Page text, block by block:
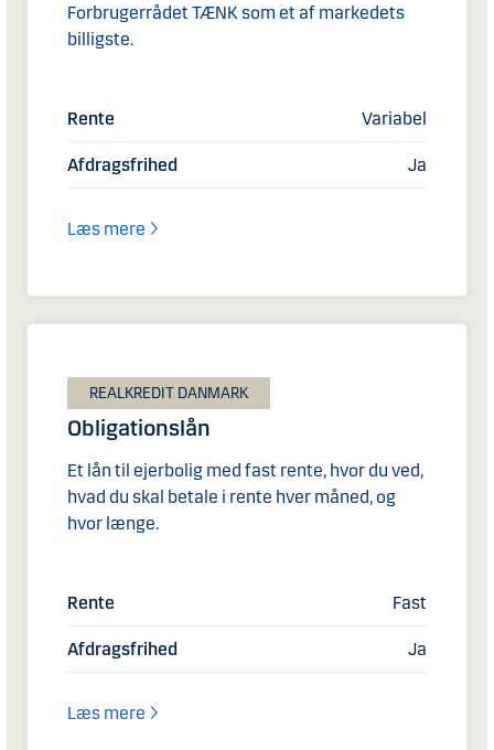
Forbrugerrådet TÆNK som et af markedets
billigste.
Rente Variabel
Afdragsfrihed Ja
Læs mere
REALKREDIT DANMARK
Obligationslån
Et lån til ejerbolig med fast rente, hvor du ved,
hvad du skal betale i rente hver måned, og
hvor længe.
Rente Fast
Afdragsfrihed Ja
Læs mere